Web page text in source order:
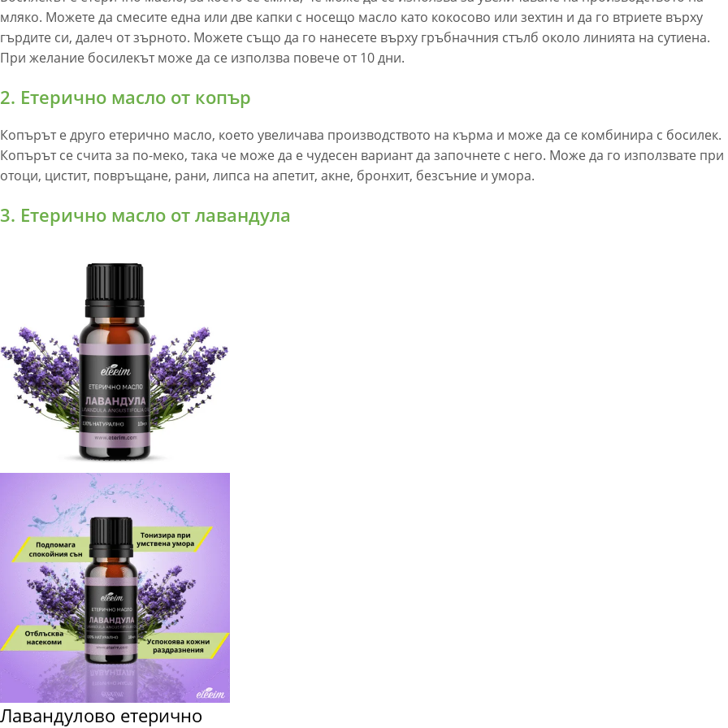
мляко. Можете да смесите една или две капки с носещо масло като кокосово или зехтин и да го втриете върху
гърдите си, далеч от зърното. Можете също да го нанесете върху гръбначния стълб около линията на сутиена.
При желание босилекът може да се използва повече от 10 дни.
2. Етерично масло от копър
Копърът е друго етерично масло, което увеличава производството на кърма и може да се комбинира с босилек.
Копърът се счита за по-меко, така че може да е чудесен вариант да започнете с него. Може да го използвате при
отоци, цистит, повръщане, рани, липса на апетит, акне, бронхит, безсъние и умора.
3. Етерично масло от лавандула
Лавандулово етерично